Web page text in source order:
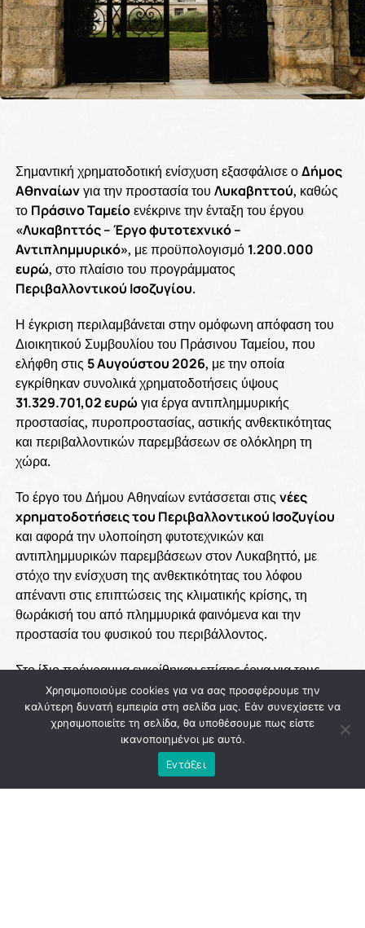
Σημαντική χρηματοδοτική ενίσχυση εξασφάλισε οΔήμος
Αθηναίωνγια την προστασία του Λυκαβηττού, καθώς
το Πράσινο Ταμείοενέκρινε την ένταξη του έργου
«Λυκαβηττός – Έργο φυτοτεχνικό –
Αντιπλημμυρικό», με προϋπολογισμό 1.200.000
ευρώ, στο πλαίσιο του προγράμματος
Περιβαλλοντικού Ισοζυγίου.
Η έγκριση περιλαμβάνεται στην ομόφωνη απόφαση του
Διοικητικού Συμβουλίου του Πράσινου Ταμείου, που
ελήφθη στις 5 Αυγούστου 2026, με την οποία
εγκρίθηκαν συνολικά χρηματοδοτήσεις ύψους
31.329.701,02 ευρώ για έργα αντιπλημμυρικής
προστασίας, πυροπροστασίας, αστικής ανθεκτικότητας
και περιβαλλοντικών παρεμβάσεων σε ολόκληρη τη
χώρα.
Το έργο του Δήμου Αθηναίων εντάσσεται στις νέες
χρηματοδοτήσεις του Περιβαλλοντικού Ισοζυγίου
και αφορά την υλοποίηση φυτοτεχνικών και
αντιπλημμυρικών παρεμβάσεων στον Λυκαβηττό, με
στόχο την ενίσχυση της ανθεκτικότητας του λόφου
απέναντι στις επιπτώσεις της κλιματικής κρίσης, τη
θωράκισή του από πλημμυρικά φαινόμενα και την
προστασία του φυσικού του περιβάλλοντος.
Στο ίδιο πρόγραμμα εγκρίθηκαν επίσης έργα για τους
Δήμους Μεγαρέων, Αγιάς, Διστόμου – Αράχωβας –
Αντίκυρας και Καλλιθέας, ενώ συνολικά οι εντάξεις της
συγκεκριμένης κατηγορίας ανέρχονται σε2.407.856,12
. Παράλληλα, το Πράσινο Ταμείο ενέκρινε ακόμη
για αντιπλημμυρικά έργα σε δασικές εκτάσεις
της Περιφέρειας Αττικής που επλήγησαν από πυρκαγιές,
Χρησιμοποιούμε cookies για να σας προσφέρουμε την
καλύτερη δυνατή εμπειρία στη σελίδα μας. Εάν συνεχίσετε να
χρησιμοποιείτε τη σελίδα, θα υποθέσουμε πως είστε
ικανοποιημένοι με αυτό.
Εντάξει